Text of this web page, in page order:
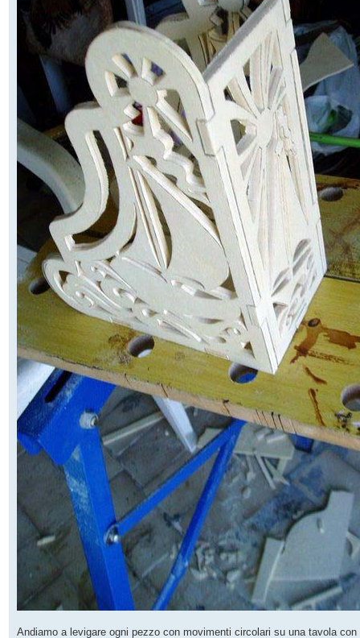
Andiamo a levigare ogni pezzo con movimenti circolari su una tavola